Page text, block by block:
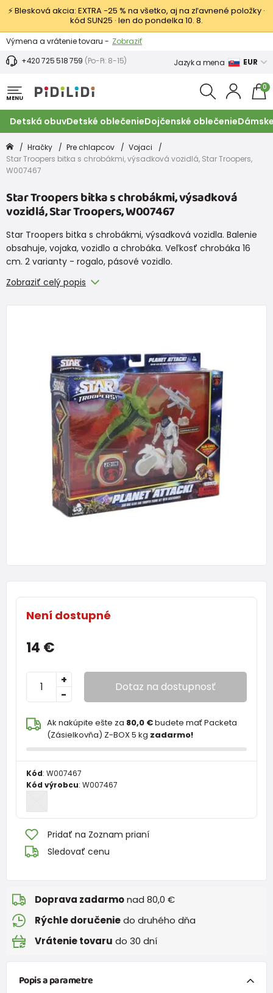
⚡ Blesková akcia: EXTRA −25 % na všetko, aj na zľavnené položky ·
kód SUN25 · len do pondelka 10. 8.
Výmena a vrátenie tovaru - Zobraziť
Zľava 3,80 EUR na prvý nákup - Podmienky
+420 725 518 759 (Po-Pi: 8-15) Jazyk a mena EUR
MENU
0
Detská obuvDetské oblečenieDojčenské oblečenie
Hračky Pre chlapcov
Vojaci
Star Troopers bitka s chrobákmi, výsadková vozidlá, Star Troopers,
W007467
Star Troopers bitka s chrobákmi, výsadková
vozidlá, Star Troopers, W007467
Star Troopers bitka s chrobákmi, výsadková vozidla. Balenie
obsahuje, vojaka, vozidlo a chrobáka. Veľkosť chrobáka 16
cm. 2 varianty - rogalo, pásové vozidlo.
Zobraziť celý popis
Není dostupné
14 €
-
+ Dotaz na dostupnosť
Ak nakúpite ešte za 80,0 €budete mať Packeta
(Zásielkovňa) Z-BOX 5 kg zadarmo!
Kód: W007467
Kód výrobcu: W007467
Pridať na Zoznam prianí
Sledovať cenu
Doprava zadarmonad 80,0 €
Rýchle doručeniedo druhého dňa
Vrátenie tovaru do 30 dní
Popis a parametre